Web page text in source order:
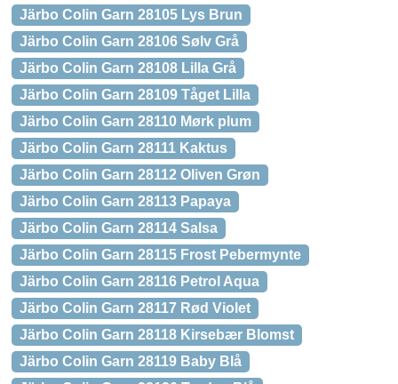
Järbo Colin Garn 28105 Lys Brun
Järbo Colin Garn 28106 Sølv Grå
Järbo Colin Garn 28108 Lilla Grå
Järbo Colin Garn 28109 Tåget Lilla
Järbo Colin Garn 28110 Mørk plum
Järbo Colin Garn 28111 Kaktus
Järbo Colin Garn 28112 Oliven Grøn
Järbo Colin Garn 28113 Papaya
Järbo Colin Garn 28114 Salsa
Järbo Colin Garn 28115 Frost Pebermynte
Järbo Colin Garn 28116 Petrol Aqua
Järbo Colin Garn 28117 Rød Violet
Järbo Colin Garn 28118 Kirsebær Blomst
Järbo Colin Garn 28119 Baby Blå